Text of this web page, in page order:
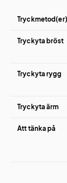
Tryckmetod(er)
Tryckyta bröst
Tryckyta rygg
Tryckyta ärm
Att tänka på